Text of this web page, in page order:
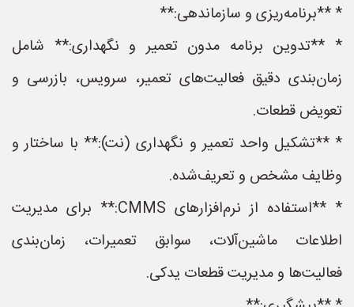
* **برنامه‌ریزی و سازماندهی:**
* **تدوین برنامه مدون تعمیر و نگهداری:** شامل
زمان‌بندی دقیق فعالیت‌های تعمیر، سرویس، بازرسی و
تعویض قطعات.
* **تشکیل واحد تعمیر و نگهداری (نت):** با ساختار و
وظایف مشخص و تعریف‌شده.
* **استفاده از نرم‌افزارهای CMMS:** برای مدیریت
اطلاعات ماشین‌آلات، سوابق تعمیرات، زمان‌بندی
فعالیت‌ها و مدیریت قطعات یدکی.